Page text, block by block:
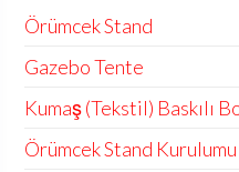
Örümcek Stand
Gazebo Tente
Kumaş (Tekstil) Baskılı
Örümcek Stand Kurulumu